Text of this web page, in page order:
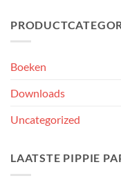
Boeken
Downloads
Uncategorized
LAATSTE PIPPIE